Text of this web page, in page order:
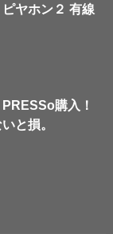
ピヤホン２ 有線
PRESSo購入！
と損。